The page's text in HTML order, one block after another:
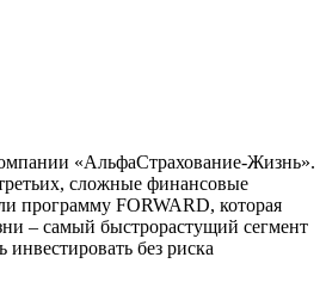
«АльфаСтрахование-Жизнь».
сложные финансовые
программу FORWARD, которая
– самый быстрорастущий сегмент
без риска